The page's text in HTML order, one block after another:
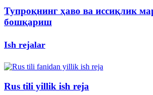
Тупроқнинг ҳаво ва иссиқлик
бошқариш
Ish rejalar
Rus tili yillik ish reja